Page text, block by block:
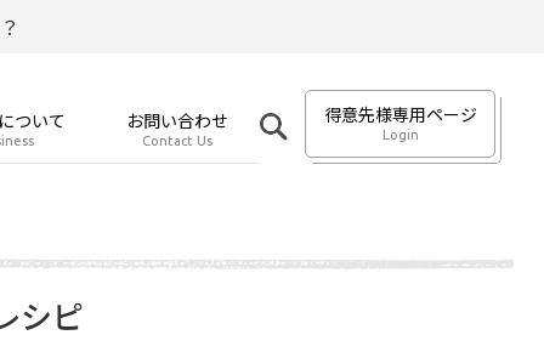
ついて お問い合わせ
Contact Us
得意先様専用ページ
Login
シピ